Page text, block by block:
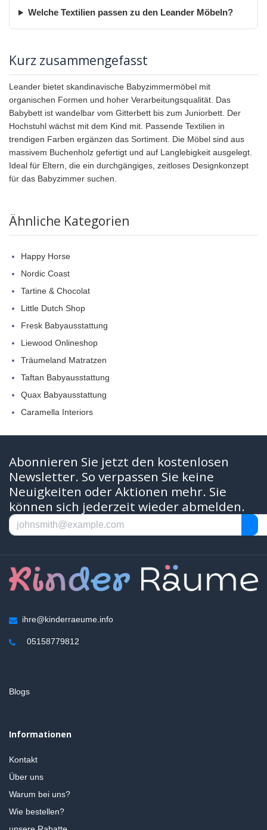
Welche Textilien passen zu den Leander Möbeln?
Kurz zusammengefasst
Leander bietet skandinavische Babyzimmermöbel mit
organischen Formen und hoher Verarbeitungsqualität. Das
Babybett ist wandelbar vom Gitterbett bis zum Juniorbett. Der
Hochstuhl wächst mit dem Kind mit. Passende Textilien in
trendigen Farben ergänzen das Sortiment. Die Möbel sind aus
massivem Buchenholz gefertigt und auf Langlebigkeit ausgelegt.
Ideal für Eltern, die ein durchgängiges, zeitloses Designkonzept
für das Babyzimmer suchen.
Ähnliche Kategorien
Happy Horse
Nordic Coast
Tartine & Chocolat
Little Dutch Shop
Fresk Babyausstattung
Liewood Onlineshop
Träumeland Matratzen
Taftan Babyausstattung
Quax Babyausstattung
Caramella Interiors
Abonnieren Sie jetzt den kostenlosen
Newsletter. So verpassen Sie keine
Neuigkeiten oder Aktionen mehr. Sie
können sich jederzeit wieder abmelden.
ihre@kinderraeume.info
05158779812
Blogs
Informationen
Kontakt
Über uns
Warum bei uns?
Wie bestellen?